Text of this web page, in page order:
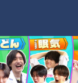
しゴムは日
す」仕事に